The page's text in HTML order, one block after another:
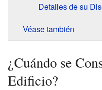
Detalles de su
Véase también
¿Cuándo se
Edificio?